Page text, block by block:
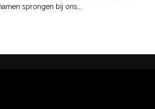
sprongen bij ons...